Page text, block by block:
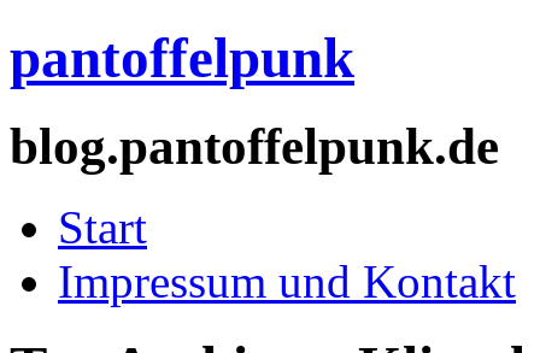
pantoffelpunk
blog.pantoffelpunk.de
Start
Impressum und Kontakt